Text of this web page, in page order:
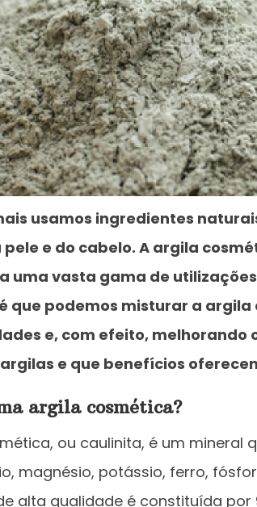
usamos ingredientes
e do cabelo. A argila
uma vasta gama de
que podemos misturar a
e, com efeito, melhorando
e que benefícios
argila cosmética?
ou caulinita, é um mineral
magnésio, potássio, ferro,
alta qualidade é constituída por